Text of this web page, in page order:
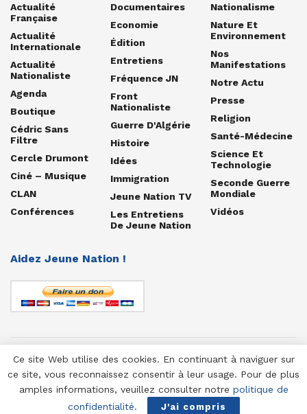
Actualité
Française
Actualité
Internationale
Actualité
Nationaliste
Agenda
Boutique
Cédric Sans
Filtre
Cercle Drumont
Ciné – Musique
CLAN
Conférences
Documentaires
Economie
Édition
Entretiens
Fréquence JN
Front
Nationaliste
Guerre D'Algérie
Histoire
Idées
Immigration
Jeune Nation TV
Les Entretiens
De Jeune Nation
Nationalisme
Nature Et
Environnement
Nos
Manifestations
Notre Actu
Presse
Religion
Santé-Médecine
Science Et
Technologie
Seconde Guerre
Mondiale
Vidéos
Aidez Jeune Nation !
© 1958-2025 Jeune Nation
Ce site Web utilise des cookies. En continuant à naviguer sur
ce site, vous reconnaissez consentir à leur usage. Pour de plus
amples informations, veuillez consulter notre politique de
confidentialité. J'ai compris